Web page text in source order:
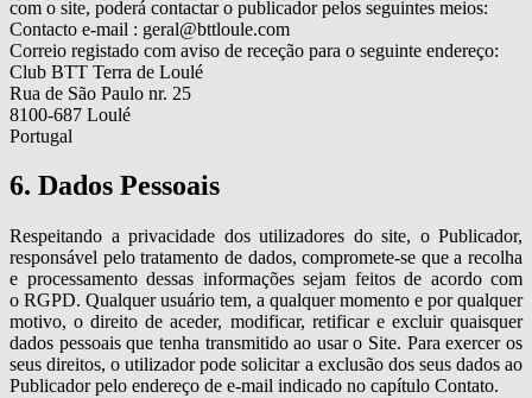
com o site, poderá contactar o publicador pelos seguintes meios:
Contacto e-mail : geral@bttloule.com
Correio registado com aviso de receção para o seguinte endereço:
Club BTT Terra de Loulé
Rua de São Paulo nr. 25
8100-687 Loulé
Portugal
6. Dados Pessoais
Respeitando a privacidade dos utilizadores do site, o Publicador,
responsável pelo tratamento de dados, compromete-se que a recolha
e processamento dessas informações sejam feitos de acordo com
o RGPD. Qualquer usuário tem, a qualquer momento e por qualquer
motivo, o direito de aceder, modificar, retificar e excluir quaisquer
dados pessoais que tenha transmitido ao usar o Site. Para exercer os
seus direitos, o utilizador pode solicitar a exclusão dos seus dados ao
Publicador pelo endereço de e-mail indicado no capítulo Contato.